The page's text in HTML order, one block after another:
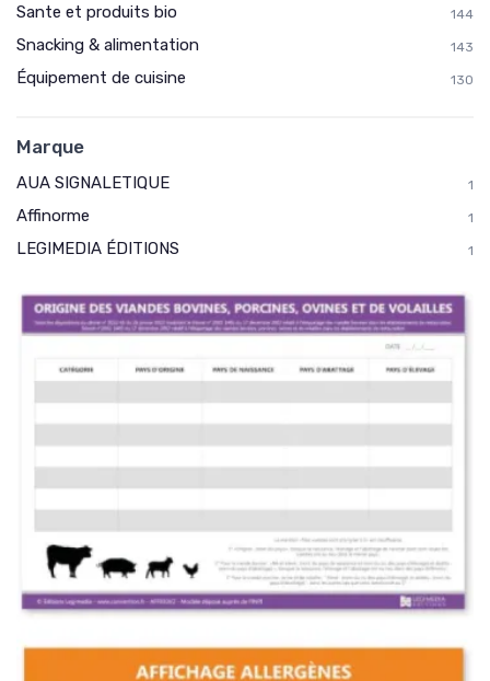
Sante et produits bio 144
Snacking & alimentation 143
Équipement de cuisine 130
Marque
AUA SIGNALETIQUE 1
Affinorme 1
LEGIMEDIA ÉDITIONS 1